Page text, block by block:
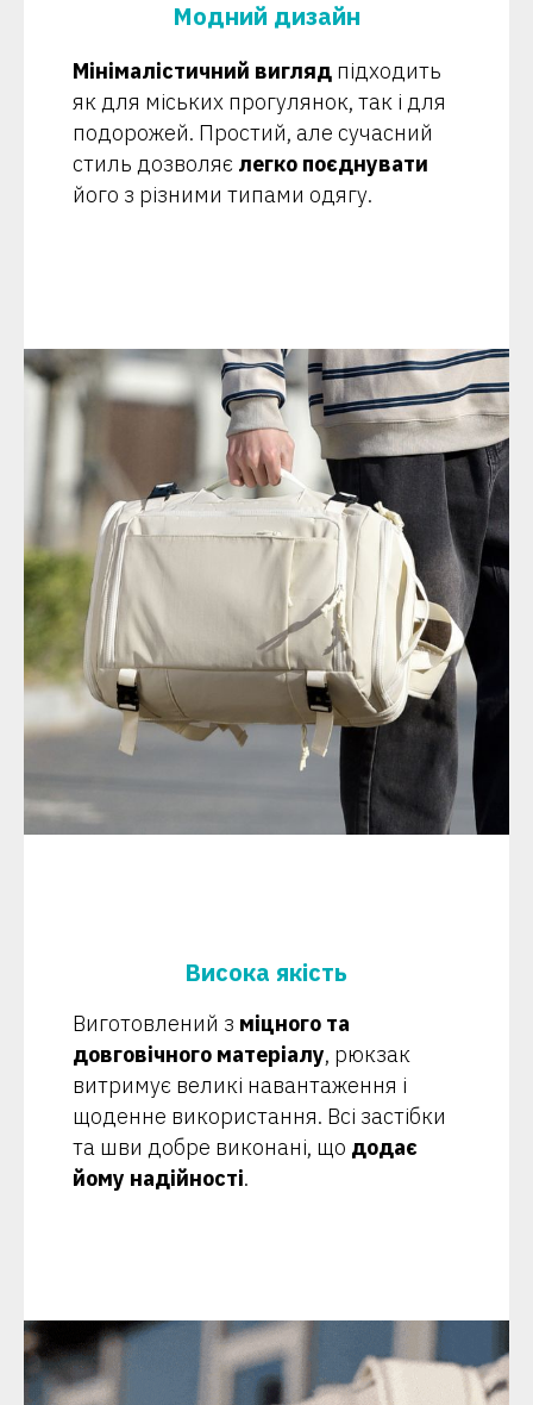
Модний дизайн
Мінімалістичний вигляд підходить
як для міських прогулянок, так і для
подорожей. Простий, але сучасний
стиль дозволяє легко поєднувати
його з різними типами одягу.
Висока якість
Виготовлений з міцного та
довговічного матеріалу, рюкзак
витримує великі навантаження і
щоденне використання. Всі застібки
та шви добре виконані, що додає
йому надійності.